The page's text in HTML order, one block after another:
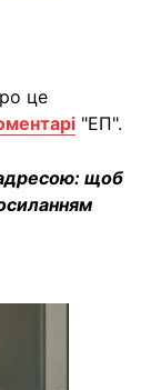
це
"ЕП".
щоб